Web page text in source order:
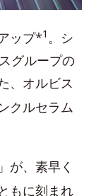
ップ*1 。シ
グループの
、オルビス
ルセラム
」が、素早く
もに刻まれ